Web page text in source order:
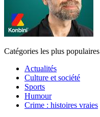
Catégories les plus populaires
Actualités
Culture et société
Sports
Humour
Crime : histoires vraies